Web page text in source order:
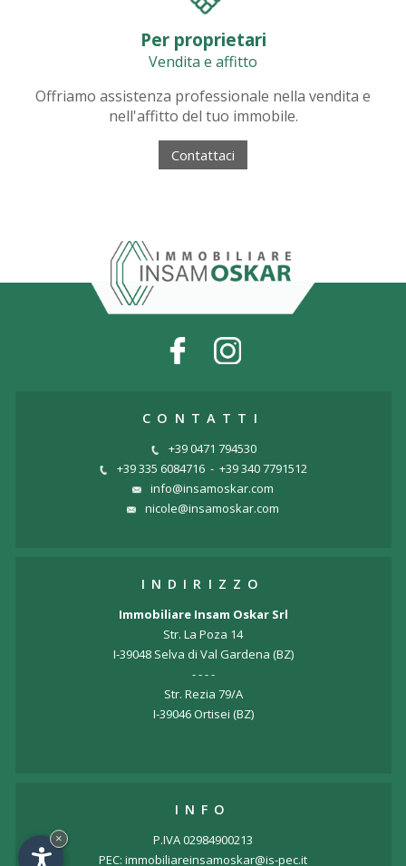
Per proprietari
Vendita e affitto
Offriamo assistenza professionale nella vendita e
nell'affitto del tuo immobile.
Contattaci
CONTATTI
+39 0471 794530
+39 335 6084716 - +39 340 7791512
info@insamoskar.com
nicole@insamoskar.com
INDIRIZZO
Immobiliare Insam Oskar Srl
Str. La Poza 14
I-39048 Selva di Val Gardena (BZ)
- - - -
Str. Rezia 79/A
I-39046 Ortisei (BZ)
INFO
P.IVA 02984900213
PEC: immobiliareinsamoskar@is-pec.it
×